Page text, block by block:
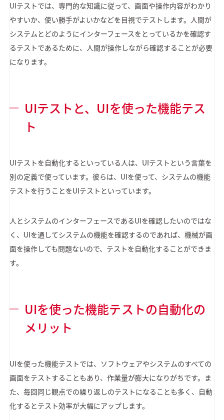
UIテストでは、専門的な知識に従って、画面や操作内容がわかり
やすいか、使い勝手がよいかなどを目視でテストします。人間が
システムとどのようにインターフェースをとっているかを確認す
るテストであるために、人間が操作しながら確認することが必要
になります。
UIテストと、UIを使った機能テス
ト
UIテストを自動化するといっている人は、UIテストという言葉を
別の定義で使っています。彼らは、UIを使って、システムの機能
テストを行うことをUIテストといっています。
人とシステムのインターフェースであるUIを確認したいのではな
く、UIを通してシステムの機能を確認するのであれば、機械が画
面を操作しても問題ないので、テストを自動化することができま
す。
UIを使った機能テストの自動化の
メリット
UIを使った機能テストでは、ソフトウェアやシステムのすべての
画面をテストすることもあり、作業量が膨大になりがちです。ま
た、毎回同じ観点での繰り返しのテストになることも多く、自動
化するとテスト効率が大幅にアップします。